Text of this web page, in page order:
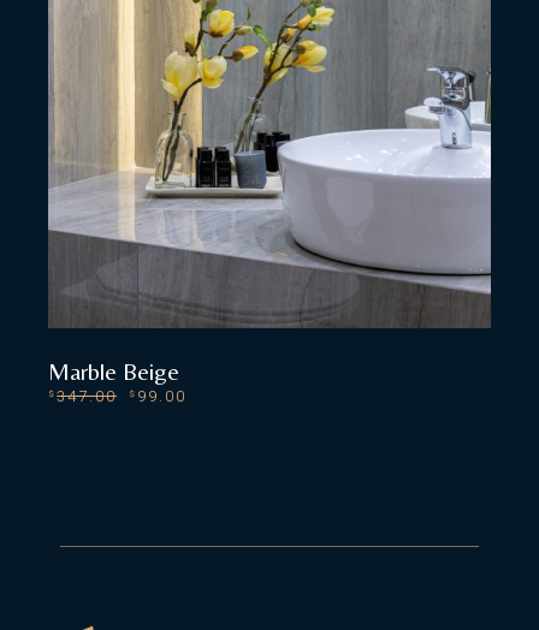
$347.00 $ 99.00
Marble Beige